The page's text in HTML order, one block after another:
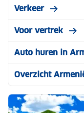
Verkeer
Voor vertrek
Auto huren in
Overzicht